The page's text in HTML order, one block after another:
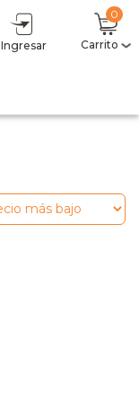
Ingresar
0
Carrito